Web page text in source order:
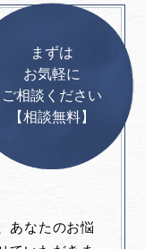
あなたのお悩
まずは
お気軽に
ご相談ください
【相談無料】